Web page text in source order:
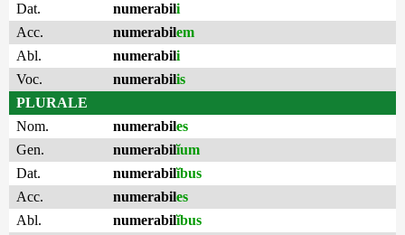
Dat.
numerabili
Acc.
numerabilem
Abl.
numerabili
Voc.
numerabilis
PLURALE
Nom.
numerabiles
Gen.
numerabilĭum
Dat.
numerabilĭbus
Acc.
numerabiles
Abl.
numerabilĭbus